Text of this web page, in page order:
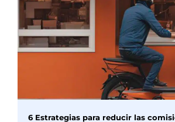
6 Estrategias para reducir las